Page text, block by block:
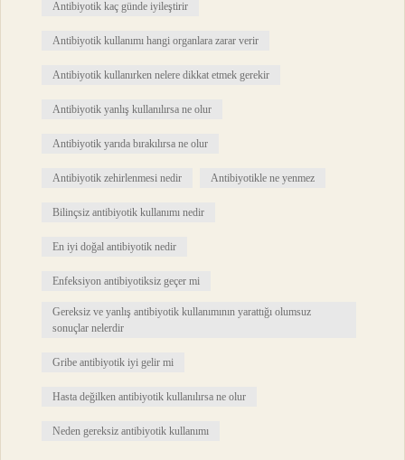
Antibiyotik kaç günde iyileştirir
Antibiyotik kullanımı hangi organlara zarar verir
Antibiyotik kullanırken nelere dikkat etmek gerekir
Antibiyotik yanlış kullanılırsa ne olur
Antibiyotik yarıda bırakılırsa ne olur
Antibiyotik zehirlenmesi nedir Antibiyotikle ne yenmez
Bilinçsiz antibiyotik kullanımı nedir
En iyi doğal antibiyotik nedir
Enfeksiyon antibiyotiksiz geçer mi
Gereksiz ve yanlış antibiyotik kullanımının yarattığı olumsuz
sonuçlar nelerdir
Gribe antibiyotik iyi gelir mi
Hasta değilken antibiyotik kullanılırsa ne olur
Neden gereksiz antibiyotik kullanımı